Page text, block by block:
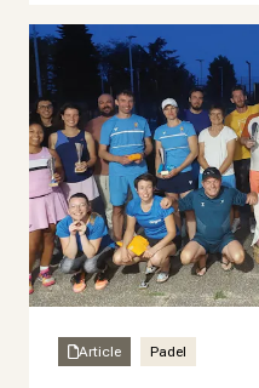
Article Padel